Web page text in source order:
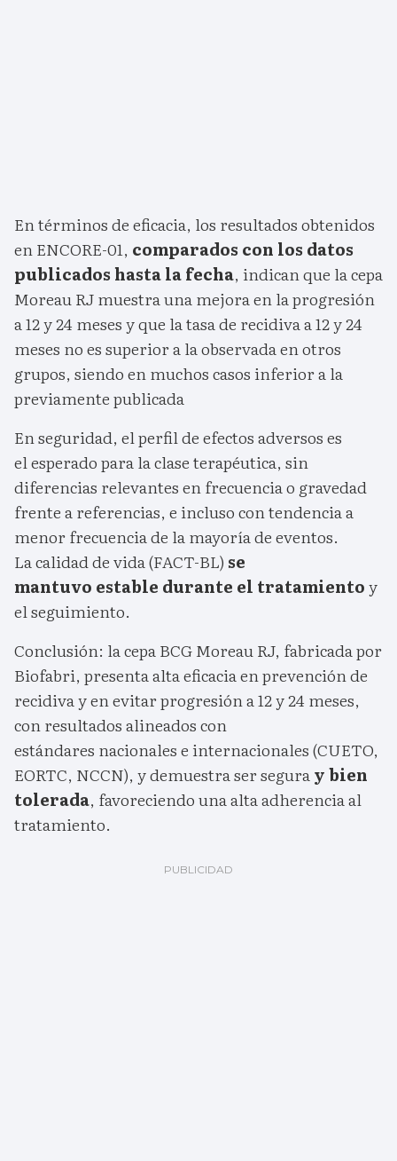
En términos de eficacia, los resultados obtenidos
en ENCORE-01, comparados con los datos
publicados hasta la fecha, indican que la cepa
Moreau RJ muestra una mejora en la progresión
a 12 y 24 meses y que la tasa de recidiva a 12 y 24
meses no es superior a la observada en otros
grupos, siendo en muchos casos inferior a la
previamente publicada
En seguridad, el perfil de efectos adversos es
el esperado para la clase terapéutica, sin
diferencias relevantes en frecuencia o gravedad
frente a referencias, e incluso con tendencia a
menor frecuencia de la mayoría de eventos.
La calidad de vida (FACT-BL) se
mantuvo estable durante el tratamientoy
el seguimiento.
Conclusión: la cepa BCG Moreau RJ, fabricada por
Biofabri, presenta alta eficacia en prevención de
recidiva y en evitar progresión a 12 y 24 meses,
con resultados alineados con
estándares nacionales e internacionales (CUETO,
EORTC, NCCN), y demuestra ser seguray bien
tolerada, favoreciendo una alta adherencia al
tratamiento.